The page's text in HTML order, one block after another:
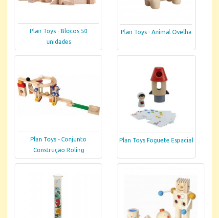
Plan Toys - Blocos 50
unidades
Plan Toys - Animal Ovelha
Plan Toys - Conjunto
Construção Roling
Plan Toys Foguete Espacial